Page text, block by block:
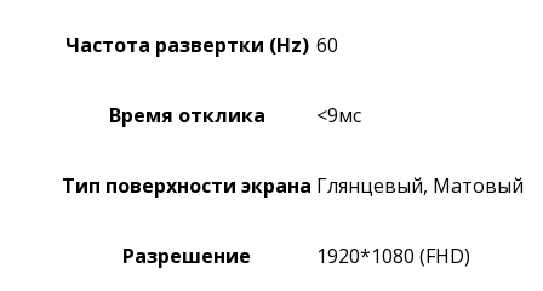
Частота развертки (Hz) 60
Время отклика <9мс
Тип поверхности экрана Глянцевый, Матовый
Разрешение 1920*1080 (FHD)